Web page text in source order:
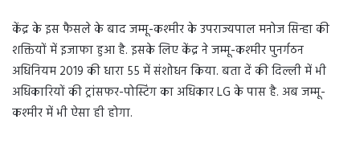
केंद्र के इस फैसले के बाद जम्मू-कश्मीर के उपराज्यपाल मनोज सिन्हा की
शक्तियों में इजाफा हुआ है. इसके लिए केंद्र ने जम्मू-कश्मीर पुनर्गठन
अधिनियम 2019 की धारा 55 में संशोधन किया. बता दें की दिल्ली में भी
अधिकारियों की ट्रांसफर-पोस्टिंग का अधिकार LG के पास है. अब जम्मू-
कश्मीर में भी ऐसा ही होगा.